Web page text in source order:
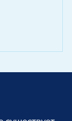
с учетом